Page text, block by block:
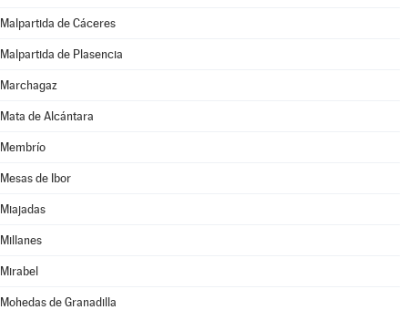
Malpartida de Cáceres
Malpartida de Plasencia
Marchagaz
Mata de Alcántara
Membrío
Mesas de Ibor
Miajadas
Millanes
Mirabel
Mohedas de Granadilla